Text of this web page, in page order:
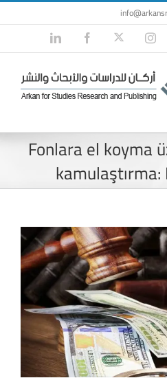
Skip
to
content
LinkedIn FacebookTwitter
Fonlara el koyma
kamulaştırma:
View
Larger
Image